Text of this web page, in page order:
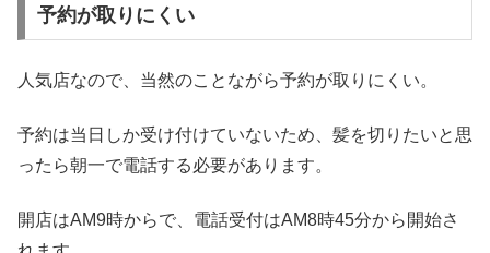
予約が取りにくい
人気店なので、当然のことながら予約が取りにくい。
予約は当日しか受け付けていないため、髪を切りたいと思
ったら朝一で電話する必要があります。
開店はAM9時からで、電話受付はAM8時45分から開始さ